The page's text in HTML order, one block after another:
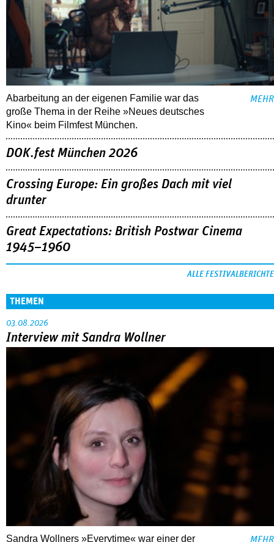
Abarbeitung an der eigenen Familie war das
große Thema in der Reihe »Neues deutsches
Kino« beim Filmfest München.
MEHR
DOK.fest München 2026
Crossing Europe: Ein großes Dach mit viel
drunter
Great Expectations: British Postwar Cinema
1945–1960
ALLE FESTIVALBERICHTE
THEMEN
03.08.2026
Interview mit Sandra Wollner
Sandra Wollners »Everytime« war einer der
MEHR